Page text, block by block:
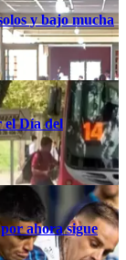
y bajo mucha
el Día del
ahora sigue